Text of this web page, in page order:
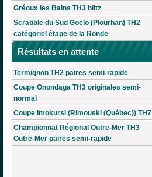
Gréoux les Bains TH3 blitz
Scrabble du Sud Goëlo (Plourhan) TH2
catégoriel étape de la Ronde
Résultats en attente
Termignon TH2 paires semi-rapide
Coupe Onondaga TH3 originales semi-
normal
Coupe Imokursi (Rimouski (Québec)) TH7
Championnat Régional Outre-Mer TH3
Outre-Mer paires semi-rapide